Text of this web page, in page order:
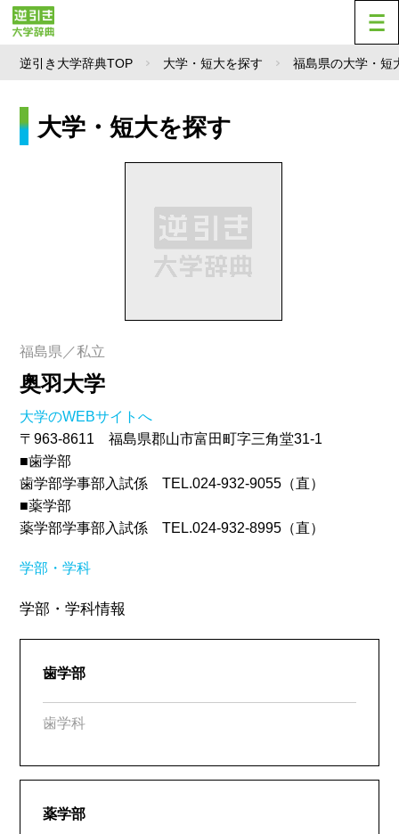
逆引き大学辞典TOP 大学・短大を探す 福島県の大学・短
大学・短大を探す
福島県／私立
奥羽大学
大学のWEBサイトへ
〒963-8611 福島県郡山市富田町字三角堂31-1
■歯学部
歯学部学事部入試係 TEL.024-932-9055（直）
■薬学部
薬学部学事部入試係 TEL.024-932-8995（直）
学部・学科
学部・学科情報
歯学部
歯学科
薬学部